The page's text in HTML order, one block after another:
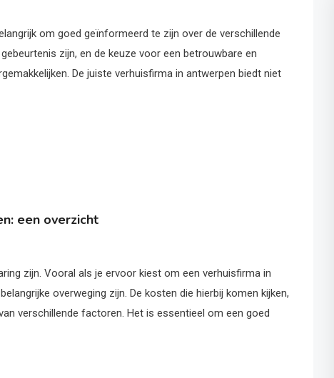
om goed geïnformeerd te zijn over de verschillende
zijn, en de keuze voor een betrouwbare en
De juiste verhuisfirma in antwerpen biedt niet
een overzicht
zijn. Vooral als je ervoor kiest om een verhuisfirma in
overweging zijn. De kosten die hierbij komen kijken,
verschillende factoren. Het is essentieel om een goed